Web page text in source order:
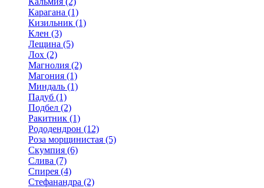
Карагана (1)
Кизильник (1)
Клен (3)
Лещина (5)
Лох (2)
Магнолия (2)
Магония (1)
Миндаль (1)
Падуб (1)
Подбел (2)
Ракитник (1)
Рододендрон (12)
Роза морщинистая (5)
Скумпия (6)
Слива (7)
Спирея (4)
Стефанандра (2)